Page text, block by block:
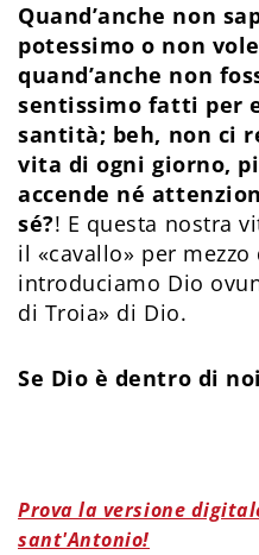
Quand’anche non
potessimo o non
quand’anche non
sentissimo fatti per
santità; beh, non ci
vita di ogni giorno,
accende né
sé?! E questa nostra
il «cavallo» per
introduciamo Dio
di Troia» di Dio.
Se Dio è dentro di
Prova la versione
sant'Antonio!